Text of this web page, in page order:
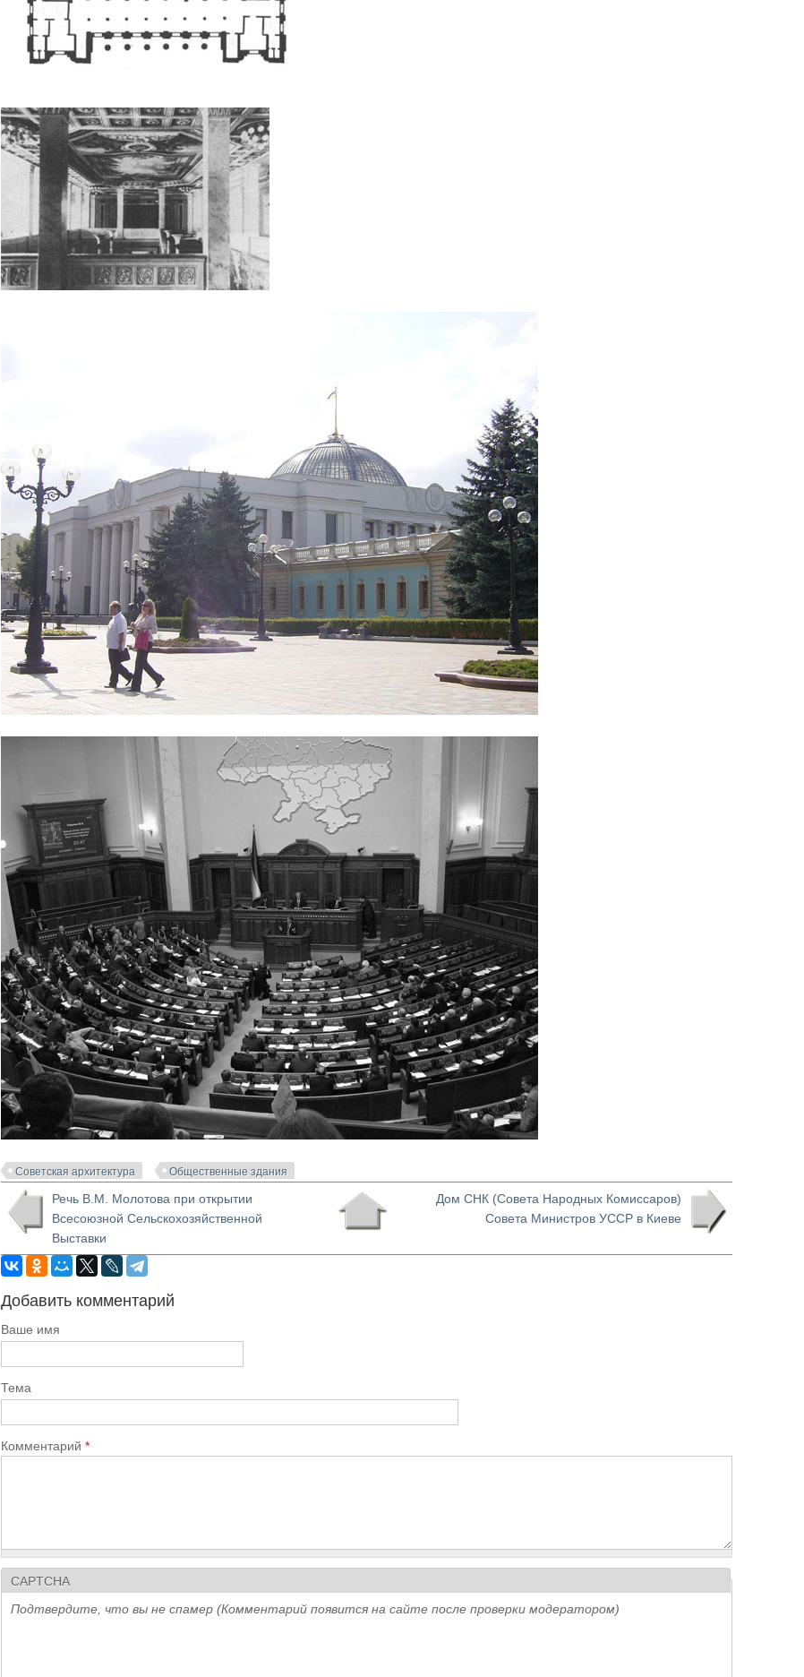
Советская архитектура Общественные здания
Речь В.М. Молотова при открытии
Всесоюзной Сельскохозяйственной
Выставки
Дом СНК (Совета Народных Комиссаров)
Совета Министров УССР в Киеве
Добавить комментарий
Ваше имя
Тема
Комментарий*
CAPTCHA
Подтвердите, что вы не спамер (Комментарий появится на сайте после проверки модератором)